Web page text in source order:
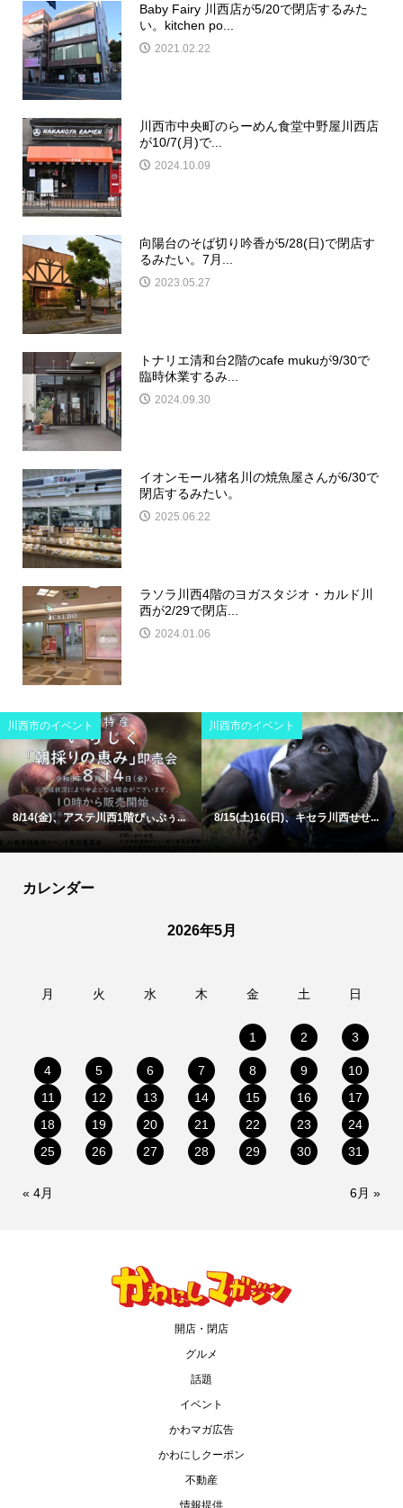
Baby Fairy 川西店が5/20で閉店するみた
い。kitchen po...
2021.02.22
川西市中央町のらーめん食堂中野屋川西店
が10/7(月)で...
2024.10.09
向陽台のそば切り吟香が5/28(日)で閉店す
るみたい。7月...
2023.05.27
トナリエ清和台2階のcafe mukuが9/30で
臨時休業するみ...
2024.09.30
イオンモール猪名川の焼魚屋さんが6/30で
閉店するみたい。
2025.06.22
ラソラ川西4階のヨガスタジオ・カルド川
西が2/29で閉店...
2024.01.06
川西市のイベント
8/14(金)、アステ川西1階ぴぃぷぅ...
川西市のイベント
8/15(土)16(日)、キセラ川西せせ...
カレンダー
2026年5月
月 火 水 木 金 土 日
1 2 3
4 5 6 7 8 9
10
11
12 13 14 15 16
17
18
19 20 21 22 23
24
25
26 27 28 29 30 31
« 4月 6月 »
開店・閉店
グルメ
話題
イベント
かわマガ広告
かわにしクーポン
不動産